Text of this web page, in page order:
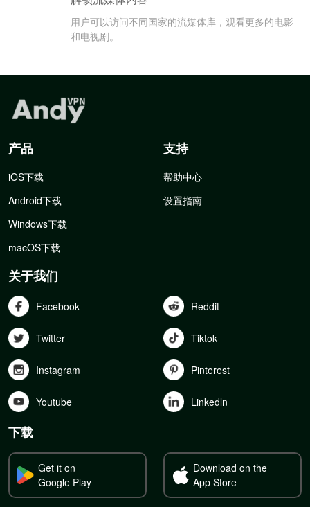
用户可以访问不同国家的流媒体库，观看更多的电影
和电视剧。
产品
iOS下载
Android下载
Windows下载
macOS下载
支持
帮助中心
设置指南
关于我们
Facebook Reddit
Twitter Tiktok
Instagram Pinterest
Youtube Linkedln
下载
Get it on
Google Play
Download on the
App Store